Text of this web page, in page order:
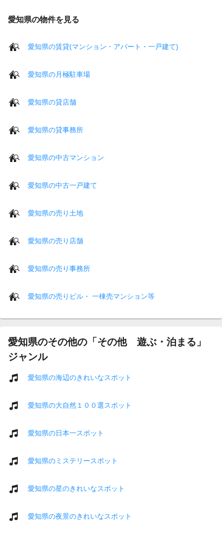
愛知県の物件を見る
愛知県の賃貸(マンション・アパート・一戸建て)
愛知県の月極駐車場
愛知県の貸店舗
愛知県の貸事務所
愛知県の中古マンション
愛知県の中古一戸建て
愛知県の売り土地
愛知県の売り店舗
愛知県の売り事務所
愛知県の売りビル・ 一棟売マンション等
愛知県のその他の「その他 遊ぶ・泊まる」
ジャンル
愛知県の海辺のきれいなスポット
愛知県の大自然１００選スポット
愛知県の日本一スポット
愛知県のミステリースポット
愛知県の星のきれいなスポット
愛知県の夜景のきれいなスポット